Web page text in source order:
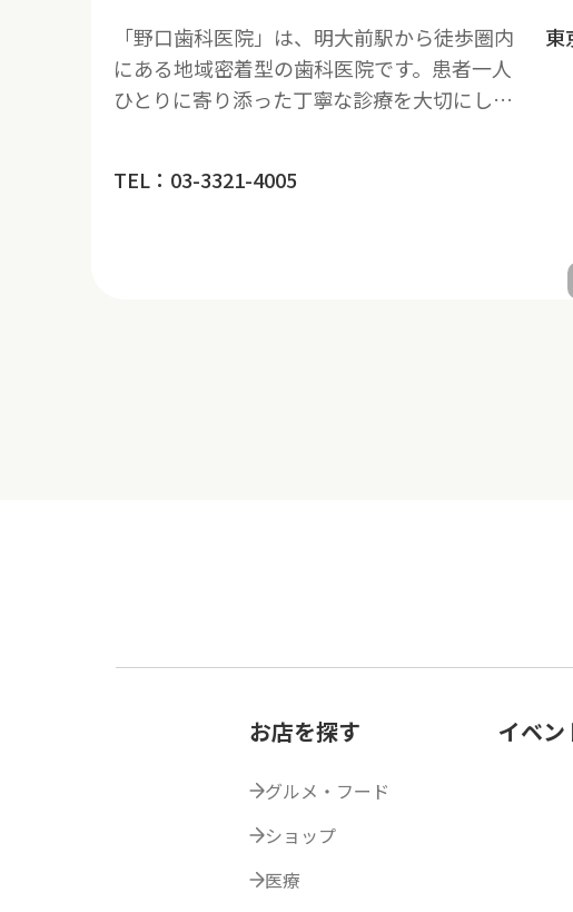
「野口歯科医院」は、明大前駅から徒歩圏内
にある地域密着型の歯科医院です。患者一人
ひとりに寄り添った丁寧な診療を大切にし…
東
TEL：03-3321-4005
お店を探す
グルメ・フード
ショップ
医療
イベン